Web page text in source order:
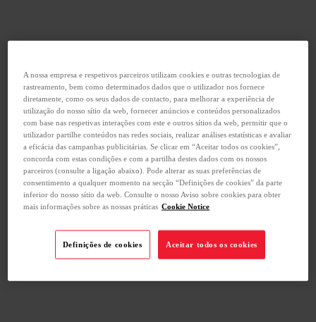
A nossa empresa e respetivos parceiros utilizam cookies e outras tecnologias de
rastreamento, bem como determinados dados que o utilizador nos fornece
diretamente, como os seus dados de contacto, para melhorar a experiência de
utilização do nosso sítio da web, fornecer anúncios e conteúdos personalizados
com base nas respetivas interações com este e outros sítios da web, permitir que o
utilizador partilhe conteúdos nas redes sociais, realizar análises estatísticas e avaliar
a eficácia das campanhas publicitárias. Se clicar em “Aceitar todos os cookies”,
concorda com estas condições e com a partilha destes dados com os nossos
parceiros (consulte a ligação abaixo). Pode alterar as suas preferências de
consentimento a qualquer momento na secção “Definições de cookies” da parte
inferior do nosso sítio da web. Consulte o nosso Aviso sobre cookies para obter
mais informações sobre as nossas práticas Cookie Notice
Definições de cookies Aceitar todos os cookies